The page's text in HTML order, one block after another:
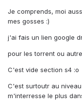
Je comprends, moi
mes gosses :)
j'ai fais un lien google
pour les torrent ou
C'est vide section s4 :o
C'est surtoutr au
m'interresse le plus